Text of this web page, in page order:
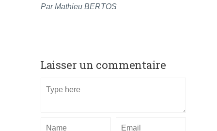
Par Mathieu BERTOS
Laisser un commentaire